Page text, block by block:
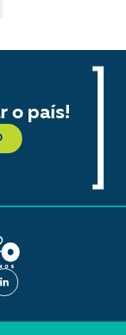
o país!